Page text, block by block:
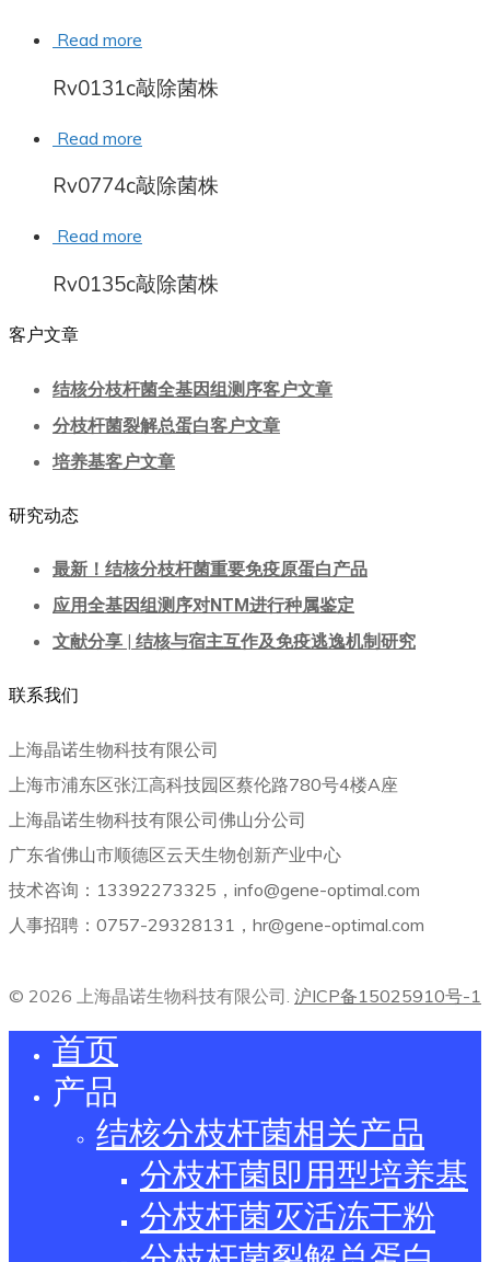
Read more
Rv0131c敲除菌株
Read more
Rv0774c敲除菌株
Read more
Rv0135c敲除菌株
客户文章
结核分枝杆菌全基因组测序客户文章
分枝杆菌裂解总蛋白客户文章
培养基客户文章
研究动态
最新！结核分枝杆菌重要免疫原蛋白产品
应用全基因组测序对NTM进行种属鉴定
文献分享 | 结核与宿主互作及免疫逃逸机制研究
联系我们
上海晶诺生物科技有限公司
上海市浦东区张江高科技园区蔡伦路780号4楼A座
上海晶诺生物科技有限公司佛山分公司
广东省佛山市顺德区云天生物创新产业中心
技术咨询：13392273325，info@gene-optimal.com
人事招聘：0757-29328131，hr@gene-optimal.com
© 2026 上海晶诺生物科技有限公司. 沪ICP备15025910号-1
首页
产品
结核分枝杆菌相关产品
分枝杆菌即用型培养基
分枝杆菌灭活冻干粉